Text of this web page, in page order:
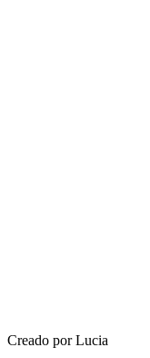
Creado por Lucia